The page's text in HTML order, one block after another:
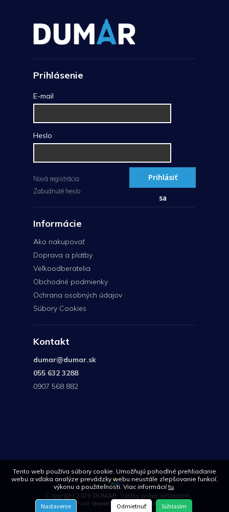
Tento web používa súbory cookie. Umožňujú pohodlné prehliadanie
webu a vďaka analýze prevádzky webu neustále zlepšovanie funkcií,
výkonu a použiteľnosti. Viac informáciítu.
Nastavenie Odmietnuť Súhlasím
Prihlásenie
E-mail
Heslo
Prihlásiť
sa
Nová registrácia
Zabudnuté heslo
Informácie
Ako nakupovať
Doprava a platby
Veľkoodberatelia
Obchodné podmienky
Ochrana osobných údajov
Súbory Cookies
Kontakt
dumar@dumar.sk
055 632 3288
0907 568 882
Copyright 2026 DUMAR . Všetky práva vyhradené.
Vytvořil Shoptet | Design Shoptetak.cz
568